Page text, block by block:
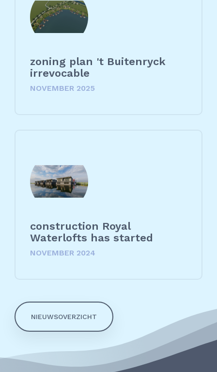
zoning plan 't Buitenryck
irrevocable
NOVEMBER 2025
construction Royal
Waterlofts has started
NOVEMBER 2024
NIEUWSOVERZICHT